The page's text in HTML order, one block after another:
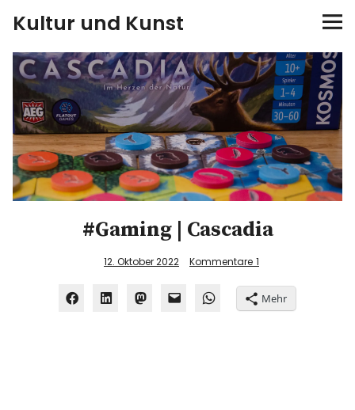
Kultur und Kunst
kultur & kunst
Ausstellungen
Spiele
Konzerte
Museen bei…#Gaming | Cascadia
12. Oktober 2022 Kommentare 1
Mehr